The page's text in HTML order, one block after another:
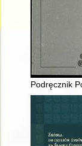
Podręcznik